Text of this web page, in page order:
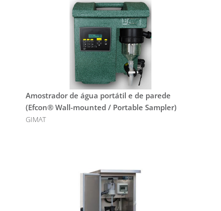
Amostrador de água portátil e de parede
(Efcon® Wall-mounted / Portable Sampler)
GIMAT